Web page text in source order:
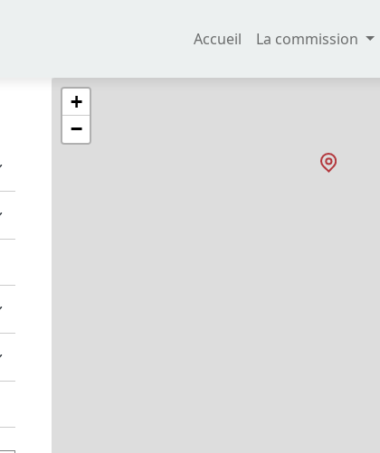
Accueil La commission
+
−